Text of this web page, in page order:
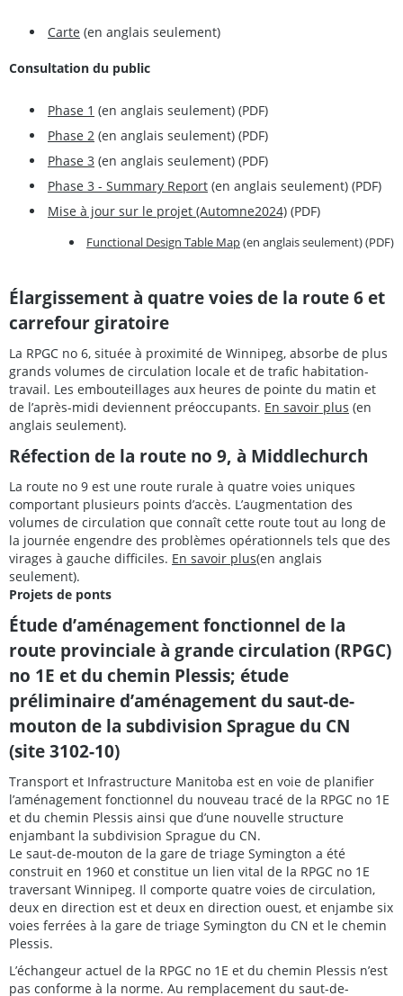
Carte (en anglais seulement)
Consultation du public
Phase 1 (en anglais seulement) (PDF)
Phase 2 (en anglais seulement) (PDF)
Phase 3 (en anglais seulement) (PDF)
Phase 3 - Summary Report (en anglais seulement) (PDF)
Mise à jour sur le projet (Automne2024) (PDF)
Functional Design Table Map(en anglais seulement) (PDF)
Élargissement à quatre voies de la route 6 et
carrefour giratoire
La RPGC no 6, située à proximité de Winnipeg, absorbe de plus
grands volumes de circulation locale et de trafic habitation-
travail. Les embouteillages aux heures de pointe du matin et
de l’après-midi deviennent préoccupants. En savoir plus (en
anglais seulement).
Réfection de la route no 9, à Middlechurch
La route no 9 est une route rurale à quatre voies uniques
comportant plusieurs points d’accès. L’augmentation des
volumes de circulation que connaît cette route tout au long de
la journée engendre des problèmes opérationnels tels que des
virages à gauche difficiles. En savoir plus(en anglais
seulement).
Projets de ponts
Étude d’aménagement fonctionnel de la
route provinciale à grande circulation (RPGC)
no 1E et du chemin Plessis; étude
préliminaire d’aménagement du saut-de-
mouton de la subdivision Sprague du CN
(site 3102-10)
Transport et Infrastructure Manitoba est en voie de planifier
l’aménagement fonctionnel du nouveau tracé de la RPGC no 1E
et du chemin Plessis ainsi que d’une nouvelle structure
enjambant la subdivision Sprague du CN.
Le saut-de-mouton de la gare de triage Symington a été
construit en 1960 et constitue un lien vital de la RPGC no 1E
traversant Winnipeg. Il comporte quatre voies de circulation,
deux en direction est et deux en direction ouest, et enjambe six
voies ferrées à la gare de triage Symington du CN et le chemin
Plessis.
L’échangeur actuel de la RPGC no 1E et du chemin Plessis n’est
pas conforme à la norme. Au remplacement du saut-de-